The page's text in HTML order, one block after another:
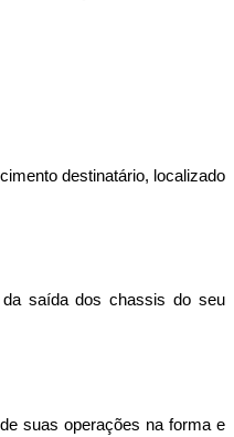
destinatário, localizado
saída dos chassis do seu
suas operações na forma e